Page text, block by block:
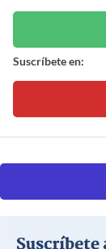
Suscríbete en: